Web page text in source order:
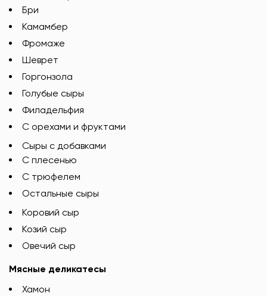
Бри
Камамбер
Фромаже
Шеврет
Горгонзола
Голубые сыры
Филадельфия
С орехами и фруктами
Сыры с добавками
C плесенью
С трюфелем
Остальные сыры
Коровий сыр
Козий сыр
Овечий сыр
Мясные деликатесы
Хамон